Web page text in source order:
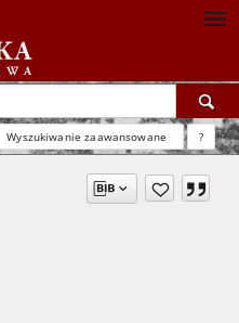
Wyszukiwanie zaawansowane ?